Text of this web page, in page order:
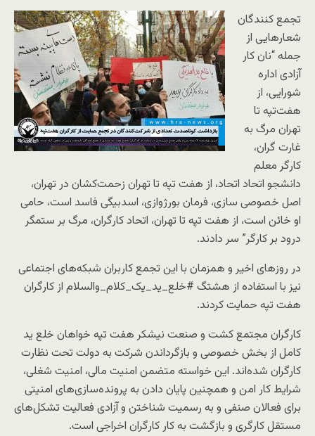
تجمع کنندگان
شعارهایی از
جمله “نان کار
آزادی اداره
شورایی، از
هفت‌تپه تا
تهران مرگ به
غارت گران،
کارگر معلم
دانشجو اتحاد اتحاد، از هفت تپه تا تهران زحمت‌کشان در تهران،
اصل خصوصی سازی، فرمان بورژوازی، اسدبیگی فاسد است، حامی
او خائن است، از هفت تپه تا تهران، اتحاد کارگران، مرگ بر ستمگر
درود بر کارگر” سر دادند.
در روزهای اخیر و همزمان با این تجمع کاربران شبکه‌های اجتماعی
نیز با استفاده از هشتگ #خلع_ید_یک_کلام_والسلام از کارگران
هفت تپه حمایت کردند.
کارگران مجتمع کشت و صنعت نیشکر هفت تپه خواهان خلع ید
کامل از بخش خصوصی و بازگرداندن شرکت به دولت تحت نظارت
کارگران شده‌اند. این خواسته متضمن امنیت مالی، امنیت شغلی،
شرایط کار امن و همچنین پایان دادن به پرونده‌سازی‌های امنیتی
برای فعالان صنفی و به رسمیت شناختن و آزادی فعالیت تشکل‌های
مستقل کارگری و بازگشت به کار کارگران اخراجی است.